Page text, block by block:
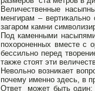
Величественные
менгирам –
загаром камни
Под каменными
похороненных вместе с
бессильно перед
также стоят эти
Невольно возникает
почему именно здесь, в
Ответ может быть один: